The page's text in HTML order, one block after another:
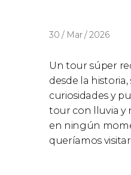
30 / Mar / 2026
Un tour súper
desde la
curiosidades y
tour con lluvia y
en ningún
queríamos